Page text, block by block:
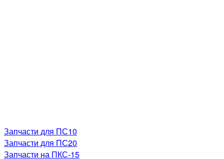
Запчасти для ПС10
Запчасти для ПС20
Запчасти на ПКС-15